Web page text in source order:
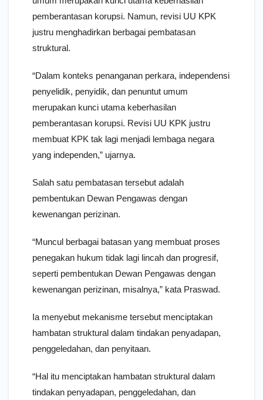
pemberantasan korupsi. Namun, revisi UU KPK
justru menghadirkan berbagai pembatasan
struktural.
“Dalam konteks penanganan perkara, independensi
penyelidik, penyidik, dan penuntut umum
merupakan kunci utama keberhasilan
pemberantasan korupsi. Revisi UU KPK justru
membuat KPK tak lagi menjadi lembaga negara
yang independen,” ujarnya.
Salah satu pembatasan tersebut adalah
pembentukan Dewan Pengawas dengan
kewenangan perizinan.
“Muncul berbagai batasan yang membuat proses
penegakan hukum tidak lagi lincah dan progresif,
seperti pembentukan Dewan Pengawas dengan
kewenangan perizinan, misalnya,” kata Praswad.
Ia menyebut mekanisme tersebut menciptakan
hambatan struktural dalam tindakan penyadapan,
penggeledahan, dan penyitaan.
“Hal itu menciptakan hambatan struktural dalam
tindakan penyadapan, penggeledahan, dan